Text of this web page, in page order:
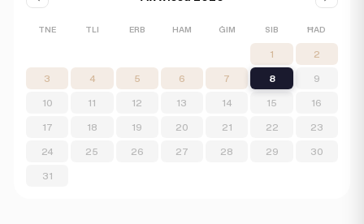
TNE TLI ERB HAM ĠIM SIB ĦAD
1 2
3 4 5 6 7 8 9
10 11 12 13 14 15 16
17 18 19 20 21 22 23
24 25 26 27 28 29 30
31